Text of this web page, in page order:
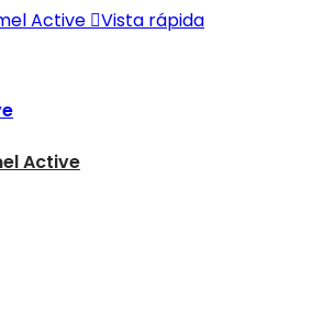
Vista rápida
Active